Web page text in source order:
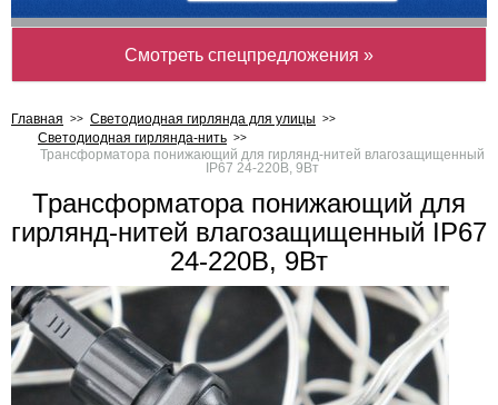
Смотреть спецпредложения »
Главная
Светодиодная гирлянда для улицы
Светодиодная гирлянда-нить
Трансформатора понижающий для гирлянд-нитей влагозащищенный
IP67 24-220В, 9Вт
Трансформатора понижающий для
гирлянд-нитей влагозащищенный IP67
24-220В, 9Вт